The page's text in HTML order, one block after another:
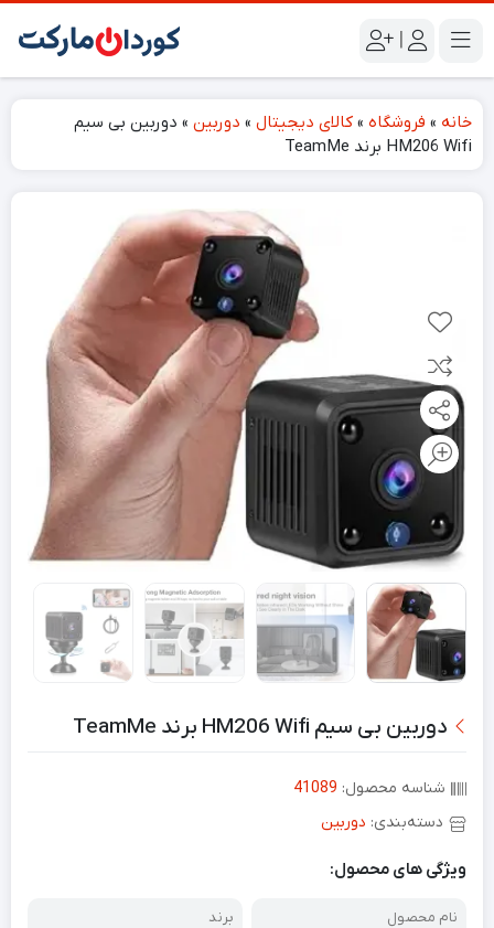
|
خانه » فروشگاه » کالای دیجیتال » دوربین » دوربین بی سیم
HM206 Wifi برند TeamMe
دوربین بی سیم HM206 Wifi برند TeamMe
شناسه محصول: 41089
دسته‌بندی: دوربین
ویژگی های محصول:
نام محصول
برند